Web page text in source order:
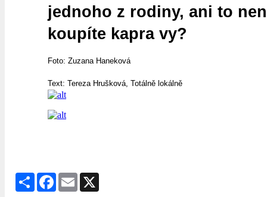
jednoho z rodiny, ani to
koupíte kapra vy?
Foto: Zuzana Haneková
Text: Tereza Hrušková, Totálně lokálně
Share Facebook
Email